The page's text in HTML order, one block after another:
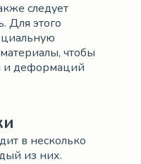
следует
Для этого
чтобы
и деформаций
в несколько
из них.